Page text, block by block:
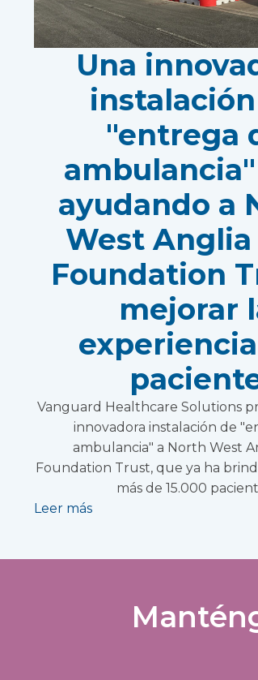
Una
"entrega
ayudando a
West Anglia
Foundation
mejorar
Vanguard Healthcare Solutions
innovadora instalación de
ambulancia" a North West
Foundation Trust, que ya ha
más de 15.000
Leer más